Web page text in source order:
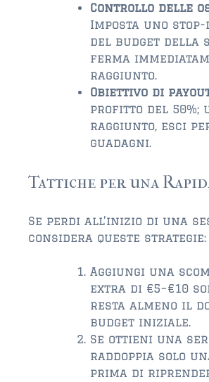
Controllo delle
Imposta uno
del budget della
ferma
raggiunto.
Obiettivo di
profitto del 50%;
raggiunto, esci
guadagni.
Tattiche per una
Se perdi all’inizio di una
considera queste strategie:
Aggiungi una
extra di €5–€10
resta almeno il
budget iniziale.
Se ottieni una
raddoppia solo
prima di